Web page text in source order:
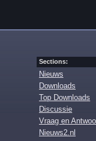
Sections:
Nieuws
Downloads
Top Downloads
Discussie
Vraag en
Nieuws2.nl